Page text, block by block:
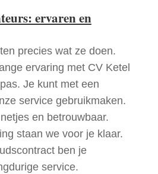
ervaren en
precies wat ze doen.
ervaring met CV Ketel
Je kunt met een
service gebruikmaken.
en betrouwbaar.
staan we voor je klaar.
ben je
service.